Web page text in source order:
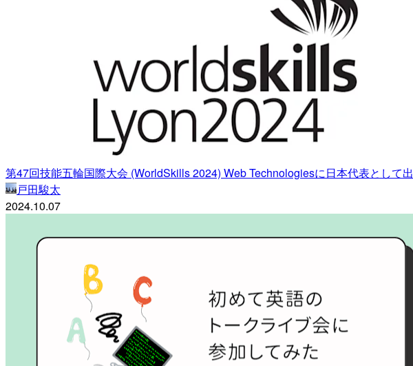
第47回技能五輪国際大会 (WorldSkills 2024) Web Technologiesに日本代表として
戸田駿太
2024.10.07